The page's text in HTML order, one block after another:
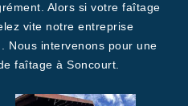
Alors si votre faîtage
vite notre entreprise
Nous intervenons pour une
faîtage à Soncourt.